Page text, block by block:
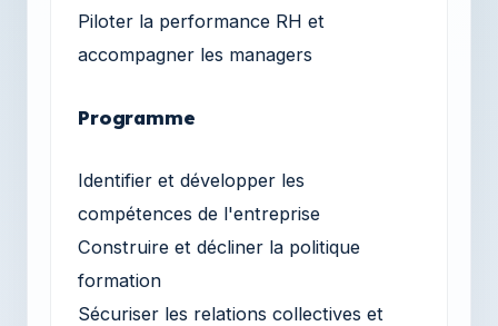
Piloter la performance RH et
accompagner les managers
Programme
Identifier et développer les
compétences de l'entreprise
Construire et décliner la politique
formation
Sécuriser les relations collectives et